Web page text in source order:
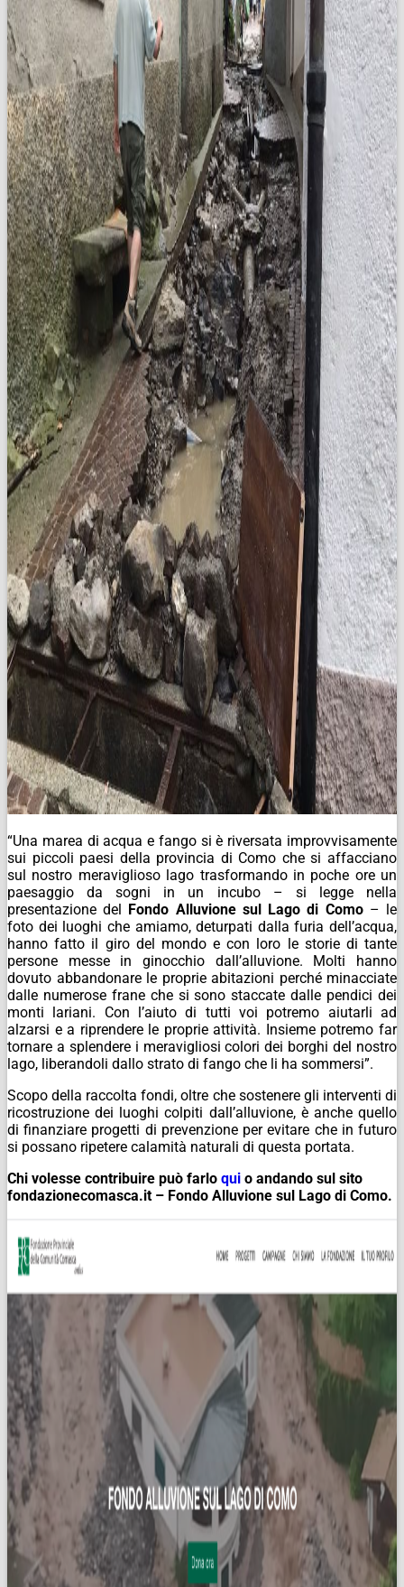
“Una marea di acqua e fango si è riversata improvvisamente
sui piccoli paesi della provincia di Como che si affacciano
sul nostro meraviglioso lago trasformando in poche ore un
paesaggio da sogni in un incubo– si legge nella
presentazione del Fondo Alluvione sul Lago di Como– le
foto dei luoghi che amiamo, deturpati dalla furia dell’acqua,
hanno fatto il giro del mondo e con loro le storie di tante
persone messe in ginocchio dall’alluvione. Molti hanno
dovuto abbandonare le proprie abitazioni perché minacciate
dalle numerose frane che si sono staccate dalle pendici dei
monti lariani. Con l’aiuto di tutti voi potremo aiutarli ad
alzarsi e a riprendere le proprie attività. Insieme potremo far
tornare a splendere i meravigliosi colori dei borghi del nostro
lago, liberandoli dallo strato di fango che li ha sommersi”.
Scopo della raccolta fondi, oltre che sostenere gli interventi di
ricostruzione dei luoghi colpiti dall’alluvione, è anche quello
di finanziare progetti di prevenzione per evitare che in futuro
si possano ripetere calamità naturali di questa portata.
Chi volesse contribuire può farlo qui o andando sul sito
fondazionecomasca.it – Fondo Alluvione sul Lago di Como.